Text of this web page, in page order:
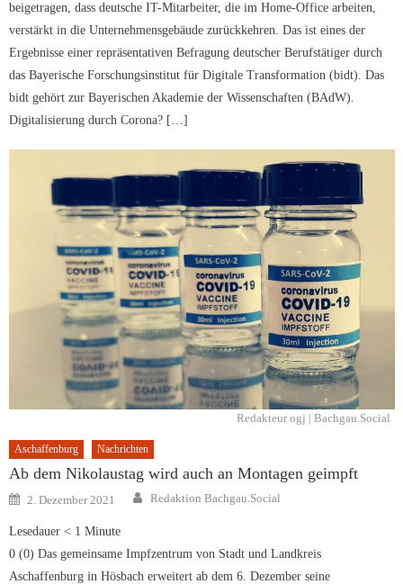
beigetragen, dass deutsche IT-Mitarbeiter, die im Home-Office arbeiten,
verstärkt in die Unternehmensgebäude zurückkehren. Das ist eines der
Ergebnisse einer repräsentativen Befragung deutscher Berufstätiger durch
das Bayerische Forschungsinstitut für Digitale Transformation (bidt). Das
bidt gehört zur Bayerischen Akademie der Wissenschaften (BAdW).
Digitalisierung durch Corona? […]
Redakteur ogj | Bachgau.Social
Aschaffenburg Nachrichten
Ab dem Nikolaustag wird auch an Montagen geimpft
Posted
on
2. Dezember 2021 Author
Redaktion Bachgau.Social
Lesedauer < 1 Minute
0 (0) Das gemeinsame Impfzentrum von Stadt und Landkreis
Aschaffenburg in Hösbach erweitert ab dem 6. Dezember seine